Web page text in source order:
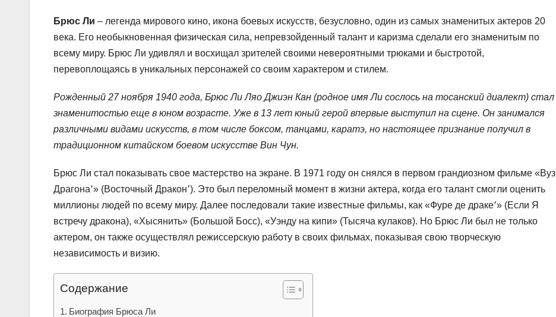
Брюс Ли – легенда мирового кино, икона боевых искусств, безусловно, один из самых знаменитых актеров 20
века. Его необыкновенная физическая сила, непревзойденный талант и каризма сделали его знаменитым по
всему миру. Брюс Ли удивлял и восхищал зрителей своими невероятными трюками и быстротой,
перевоплощаясь в уникальных персонажей со своим характером и стилем.
Рожденный 27 ноября 1940 года, Брюс Ли Ляо Джиэн Кан (родное имя Ли сослось на тосанский диалект) стал
знаменитостью еще в юном возрасте. Уже в 13 лет юный герой впервые выступил на сцене. Он занимался
различными видами искусств, в том числе боксом, танцами, каратэ, но настоящее признание получил в
традиционном китайском боевом искусстве Вин Чун.
Брюс Ли стал показывать свое мастерство на экране. В 1971 году он снялся в первом грандиозном фильме «Вуз
Драгона՚» (Восточный Дракон՚). Это был переломный момент в жизни актера, когда его талант смогли оценить
миллионы людей по всему миру. Далее последовали такие известные фильмы, как «Фуре де драке՚» (Если Я
встречу дракона), «Хысянить» (Большой Босс), «Уэнду на кипи» (Тысяча кулаков). Но Брюс Ли был не только
актером, он также осуществлял режиссерскую работу в своих фильмах, показывая свою творческую
независимость и визию.
Содержание
Биография Брюса Ли